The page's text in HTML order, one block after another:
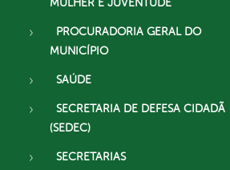
MULHER E JUVENTUDE
PROCURADORIA GERAL DO
MUNICÍPIO
SAÚDE
SECRETARIA DE DEFESA CIDADÃ
(SEDEC)
SECRETARIAS